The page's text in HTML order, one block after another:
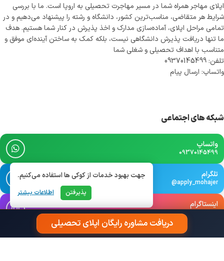
اپلای مهاجر همراه شما در مسیر مهاجرت تحصیلی به اروپا است. ما با بررسی
شرایط هر متقاضی، مناسب‌ترین کشور، دانشگاه و رشته را پیشنهاد می‌دهیم و در
تمامی مراحل اپلای، آماده‌سازی مدارک و اخذ پذیرش در کنار شما هستیم. هدف
ما تنها دریافت پذیرش دانشگاهی نیست، بلکه کمک به ساختن آینده‌ای موفق و
متناسب با اهداف تحصیلی و شغلی شما
تلفن: 09370145499
واتساپ: ارسال پیام
دریافت مشاوره رایگان اپلای تحصیلی
شبکه های اجتماعی
واتساپ
09370145499
تلگرام
@apply_mohajer
اینستاگرام
@apply_mohajer
جهت بهبود خدمات از کوکی ها استفاده می‌کنیم.
پذیرفتن اطلاعات بیشتر